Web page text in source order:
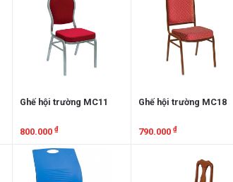
Ghế hội trường MC11
800.000 ₫
Xem chi tiết
Ghế hội trường MC18
790.000₫